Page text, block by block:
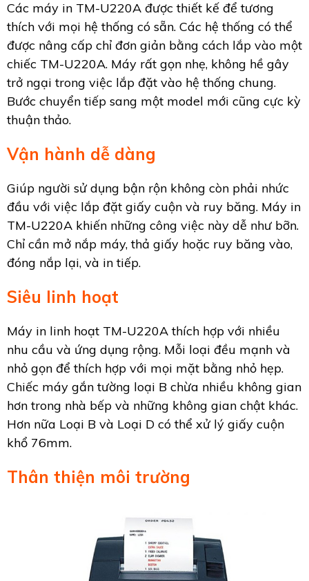
Các máy in TM-U220A được thiết kế để tương
thích với mọi hệ thống có sẵn. Các hệ thống có thể
được nâng cấp chỉ đơn giản bằng cách lắp vào một
chiếc TM-U220A. Máy rất gọn nhẹ, không hề gây
trở ngại trong việc lắp đặt vào hệ thống chung.
Bước chuyển tiếp sang một model mới cũng cực kỳ
thuận thảo.
Vận hành dễ dàng
Giúp người sử dụng bận rộn không còn phải nhức
đầu với việc lắp đặt giấy cuộn và ruy băng. Máy in
TM-U220A khiến những công việc này dễ như bỡn.
Chỉ cần mở nắp máy, thả giấy hoặc ruy băng vào,
đóng nắp lại, và in tiếp.
Siêu linh hoạt
Máy in linh hoạt TM-U220A thích hợp với nhiều
nhu cầu và ứng dụng rộng. Mỗi loại đều mạnh và
nhỏ gọn để thích hợp với mọi mặt bằng nhỏ hẹp.
Chiếc máy gắn tường loại B chừa nhiều không gian
hơn trong nhà bếp và những không gian chật khác.
Hơn nữa Loại B và Loại D có thể xử lý giấy cuộn
khổ 76mm.
Thân thiện môi trường